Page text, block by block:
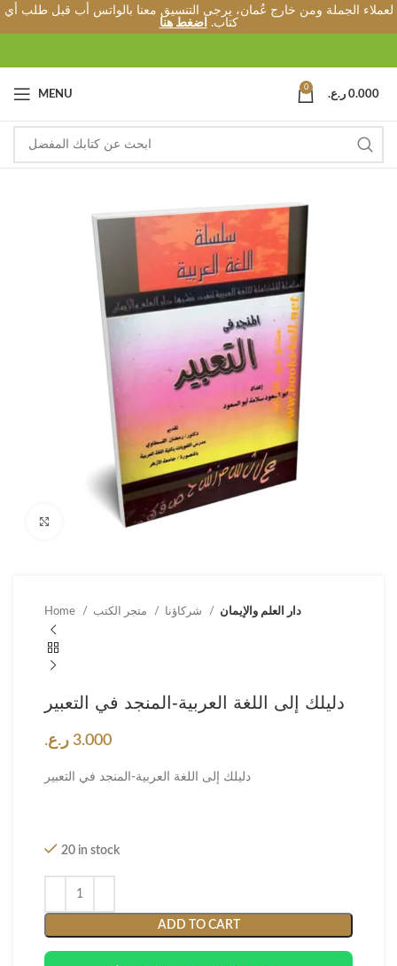
لعملاء الجملة ومن خارج عُمان، يرجى التنسيق معنا بالواتس أب قبل طلب أي
كتاب.
اضغط هنا
MENU
0
0.000 ر.ع.
Click to enlarge
Home دار العلم والإيمان
دليلك إلى اللغة العربية-المنجد في التعبير
3.000 ر.ع.
دليلك إلى اللغة العربية-المنجد في التعبير
20 in stock
ADD TO CART